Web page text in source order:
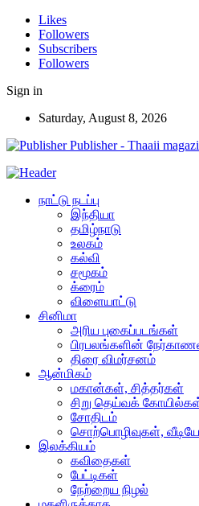
Likes
Followers
Subscribers
Followers
Sign in
Saturday, August 8, 2026
Publisher - Thaaii
நாட்டு நடப்பு
இந்தியா
தமிழ்நாடு
உலகம்
கல்வி
சமூகம்
க்ரைம்
விளையாட்டு
சினிமா
அரிய புகைப்படங்கள்
பிரபலங்களின்
திரை விமர்சனம்
ஆன்மிகம்
மகான்கள், சித்தர்கள்
சிறு தெய்வக்
சோதிடம்
சொற்பொழிவுகள்,
இலக்கியம்
கவிதைகள்
பேட்டிகள்
நேற்றைய நிழல்